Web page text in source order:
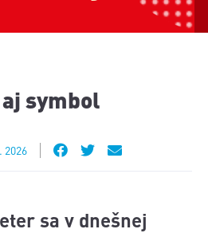
symbol
2026
sa v dnešnej